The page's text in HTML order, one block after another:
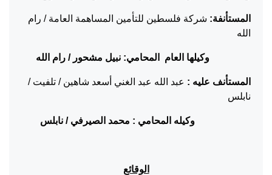
المستأنفة: شركة فلسطين للتأمين المساهمة العامة / رام
الله
وكيلها العام المحامي: نبيل مشحور / رام الله
المستأنف عليه : عبد الله عبد الغني أسعد شاهين / تلفيت /
نابلس
وكيله المحامي : محمد الصيرفي / نابلس
الوقائع